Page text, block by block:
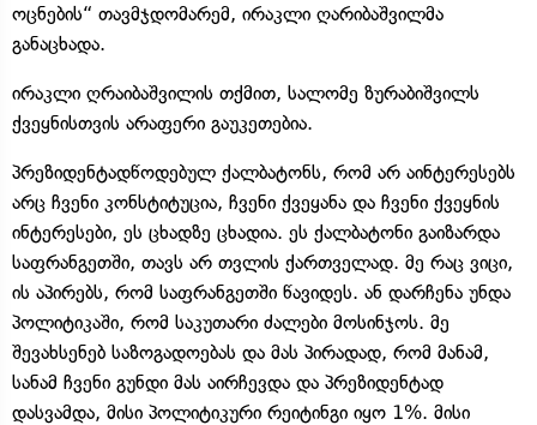
ოცნების“ თავმჯდომარემ, ირაკლი ღარიბაშვილმა
განაცხადა.
ირაკლი ღრაიბაშვილის თქმით, სალომე ზურაბიშვილს
ქვეყნისთვის არაფერი გაუკეთებია.
პრეზიდენტადწოდებულ ქალბატონს, რომ არ აინტერესებს
არც ჩვენი კონსტიტუცია, ჩვენი ქვეყანა და ჩვენი ქვეყნის
ინტერესები, ეს ცხადზე ცხადია. ეს ქალბატონი გაიზარდა
საფრანგეთში, თავს არ თვლის ქართველად. მე რაც ვიცი,
ის აპირებს, რომ საფრანგეთში წავიდეს. ან დარჩენა უნდა
პოლიტიკაში, რომ საკუთარი ძალები მოსინჯოს. მე
შევახსენებ საზოგადოებას და მას პირადად, რომ მანამ,
სანამ ჩვენი გუნდი მას აირჩევდა და პრეზიდენტად
დასვამდა, მისი პოლიტიკური რეიტინგი იყო 1%. მისი